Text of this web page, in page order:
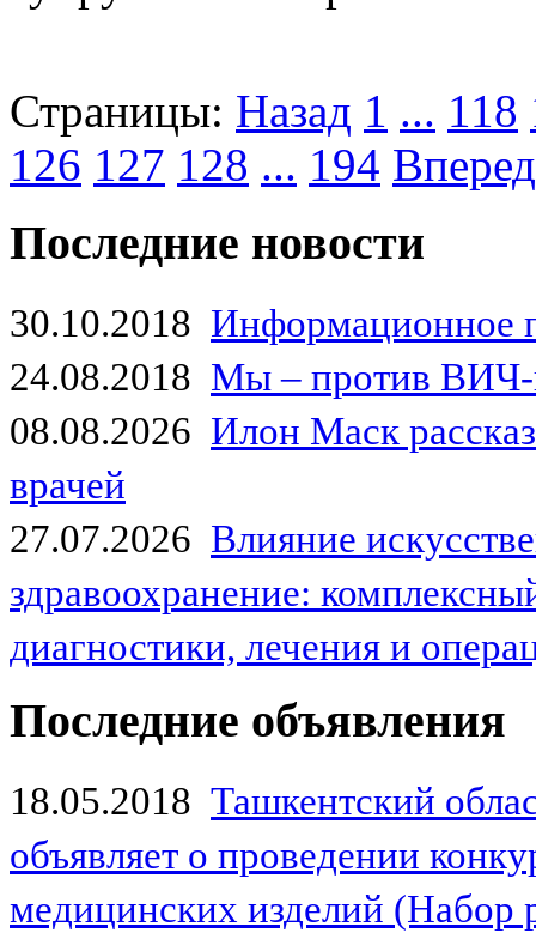
Страницы: Назад 1 ... 118
126 127 128 ... 194 Вперед
Последние новости
30.10.2018 Информационное
24.08.2018 Мы – против
08.08.2026 Илон Маск
врачей
27.07.2026 Влияние
здравоохранение:
диагностики, лечения и
Последние объявления
18.05.2018 Ташкентский
объявляет о проведении
медицинских изделий (Набор